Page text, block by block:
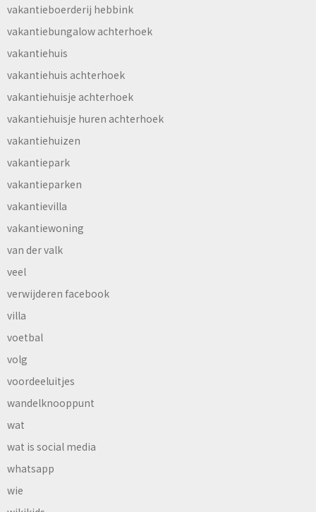
vakantieboerderij hebbink
vakantiebungalow achterhoek
vakantiehuis
vakantiehuis achterhoek
vakantiehuisje achterhoek
vakantiehuisje huren achterhoek
vakantiehuizen
vakantiepark
vakantieparken
vakantievilla
vakantiewoning
van der valk
veel
verwijderen facebook
villa
voetbal
volg
voordeeluitjes
wandelknooppunt
wat
wat is social media
whatsapp
wie